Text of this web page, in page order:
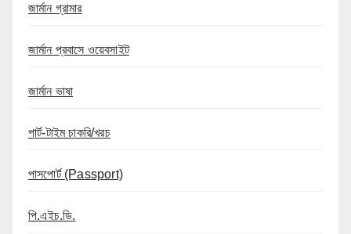
জার্মান গ্রামার
জার্মান প্রবাসে ওয়েবসাইট
জার্মান ভাষা
পার্ট-টাইম চাকরি/খরচ
পাসপোর্ট (Passport)
পি.এইচ.ডি.